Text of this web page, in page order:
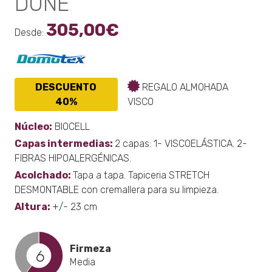
Desde: 305,00€
DESCUENTO
40%
REGALO ALMOHADA
VISCO
Núcleo: BIOCELL
Capas intermedias: 2 capas: 1- VISCOELÁSTICA. 2-
FIBRAS HIPOALERGÉNICAS.
Acolchado: Tapa a tapa. Tapiceria STRETCH
DESMONTABLE con cremallera para su limpieza.
Altura: +/- 23 cm
6
Firmeza
Media